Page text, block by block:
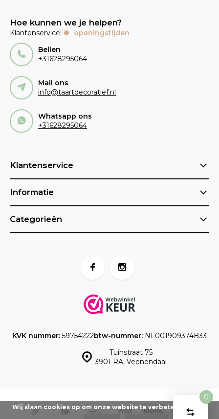
Hoe kunnen we je helpen?
Klantenservice:
openingstijden
Bellen
+31628295064
Mail ons
info@taartdecoratief.nl
Whatsapp ons
+31628295064
Klantenservice
Informatie
Categorieën
Tuinstraat 75
3901 RA, Veenendaal
KVK nummer: 59754222btw-nummer: NL001909374B33
Wij slaan cookies op om onze website te verbeteren. Is dat
0
Vergelijk
Start